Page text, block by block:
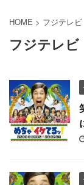
HOME > フジテレビ
フジテレビ